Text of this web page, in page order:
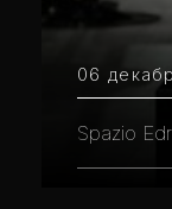
06
Spazio